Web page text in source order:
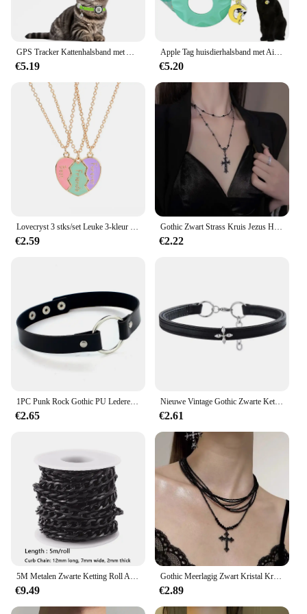
€5.19
Apple Tag huisdierhalsband met AirTag houder en maanornament voor kittenhalsband meisje jongen katten, kleine halsband kittenaccessoires
€5.20
€2.59
Gothic Zwart Strass Kruis Jezus Hanger Choker Ketting voor Vrouwen Punk Vintage Dubbellaags Ketting Hals Sieraden Nieuw
€2.22
€2.65
Nieuwe Vintage Gothic Zwarte Ketting voor Vrouwen Mode Punk Lederen Choker Donkere Kraag Ketting Trendy Sieraden Cool Y2K Accessoires
€2.61
€9.49
Gothic Meerlagig Zwart Kristal Kruis Hanger Choker Ketting Voor Vrouwen Punk Vintage Kralen Ketting Hals Sieraden Accessoires Nieuw
€2.89